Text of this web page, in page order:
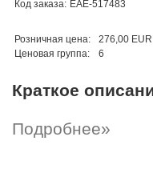
Код заказа: EAE-517483
Розничная цена:
276,00 EUR
Ценовая группа:
6
Краткое
Подробнее»